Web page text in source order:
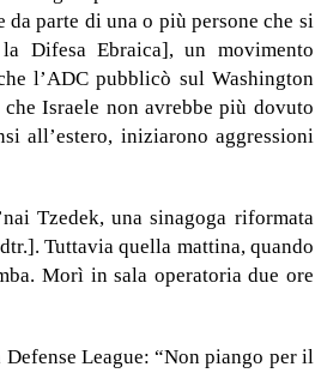
parte di una o più persone che si
Difesa Ebraica], un movimento
l’ADC pubblicò sul Washington
Israele non avrebbe più dovuto
all’estero, iniziarono aggressioni
Tzedek, una sinagoga riformata
Tuttavia quella mattina, quando
Morì in sala operatoria due ore
League: “Non piango per il